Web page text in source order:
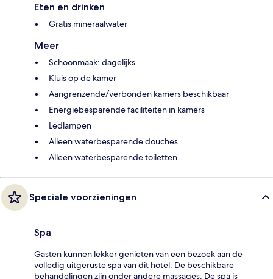
Eten en drinken
Gratis mineraalwater
Meer
Schoonmaak: dagelijks
Kluis op de kamer
Aangrenzende/verbonden kamers beschikbaar
Energiebesparende faciliteiten in kamers
Ledlampen
Alleen waterbesparende douches
Alleen waterbesparende toiletten
Speciale voorzieningen
Spa
Gasten kunnen lekker genieten van een bezoek aan de
volledig uitgeruste spa van dit hotel. De beschikbare
behandelingen zijn onder andere massages. De spa is